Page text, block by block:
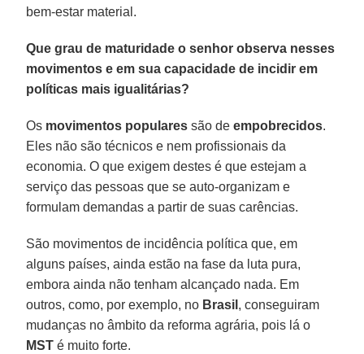
bem-estar material.
Que grau de maturidade o senhor observa nesses
movimentos e em sua capacidade de incidir em
políticas mais igualitárias?
Os movimentos populares são deempobrecidos.
Eles não são técnicos e nem profissionais da
economia. O que exigem destes é que estejam a
serviço das pessoas que se auto-organizam e
formulam demandas a partir de suas carências.
São movimentos de incidência política que, em
alguns países, ainda estão na fase da luta pura,
embora ainda não tenham alcançado nada. Em
outros, como, por exemplo, no Brasil , conseguiram
mudanças no âmbito da reforma agrária, pois lá o
MST é muito forte.